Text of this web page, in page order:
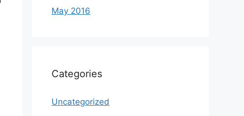
May 2016
Categories
Uncategorized